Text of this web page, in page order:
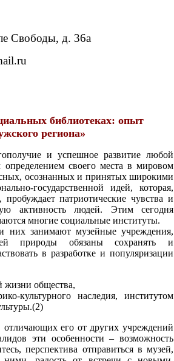
Свободы, д. 36а
.ru
библиотеках: опыт
региона»
и успешное развитие любой
своего места в мировом
осознанных и принятых широкими
государственной идей, которая,
пробуждает патриотические чувства и
активность людей. Этим сегодня
многие социальные институты.
них занимают музейные учреждения,
природы обязаны сохранять и
в разработке и популяризации
общества,
культурного наследия, институтом
отличающих его от других учреждений
эти особенности – возможность
перспектива отправиться в музей,